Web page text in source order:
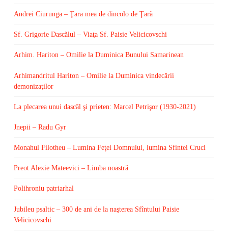
Andrei Ciurunga – Ţara mea de dincolo de Ţară
Sf. Grigorie Dascălul – Viaţa Sf. Paisie Velicicovschi
Arhim. Hariton – Omilie la Duminica Bunului Samarinean
Arhimandritul Hariton – Omilie la Duminica vindecării
demonizaţilor
La plecarea unui dascăl şi prieten: Marcel Petrişor (1930-2021)
Jnepii – Radu Gyr
Monahul Filotheu – Lumina Feţei Domnului, lumina Sfintei Cruci
Preot Alexie Mateevici – Limba noastră
Polihroniu patriarhal
Jubileu psaltic – 300 de ani de la naşterea Sfîntului Paisie
Velicicovschi